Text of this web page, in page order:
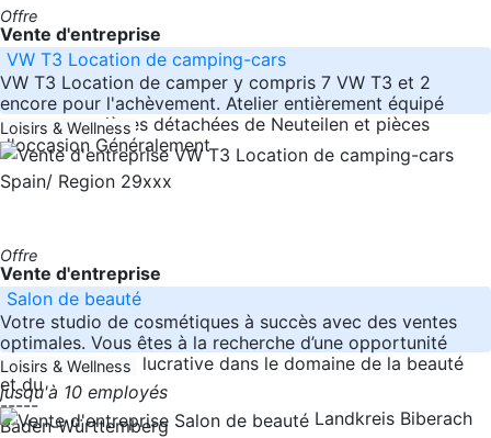
Offre
Vente d'entreprise
VW T3 Location de camping-cars
VW T3 Location de camper y compris 7 VW T3 et 2
encore pour l'achèvement. Atelier entièrement équipé
rangement pièces détachées de Neuteilen et pièces
d'occasion Généralement
Loisirs & Wellness
Spain/ Region 29xxx
Offre
Vente d'entreprise
Salon de beauté
Votre studio de cosmétiques à succès avec des ventes
optimales. Vous êtes à la recherche d’une opportunité
d’investissement lucrative dans le domaine de la beauté
et du
-----
Baden-Württemberg
Loisirs & Wellness
jusqu'à 10 employés
Landkreis Biberach